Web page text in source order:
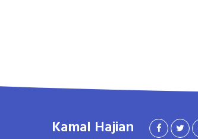
Kamal Hajian